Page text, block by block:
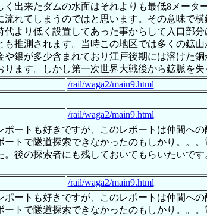
出来たダムの水面はそれよりも最低8メー
れてしまうのではと思います。その意味で
より低く設置してあった事からして入口部
推測されます。当時この地区では多くの鉱
銀が多少含まれており江戸後期には溶けた
ます。しかし第一次世界大戦後から鉱脈を失
/rail/waga2/main9.html
/rail/waga2/main9.html
ートも好きですが、このレポートは仲間へ
トで隧道探索できなかったのもしかり。。
後の探索者にも残しておいてもらいたいで
/rail/waga2/main9.html
ートも好きですが、このレポートは仲間へ
トで隧道探索できなかったのもしかり。。